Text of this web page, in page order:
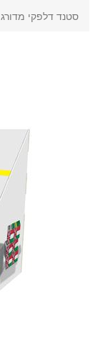
סטנד דלפקי מדורג